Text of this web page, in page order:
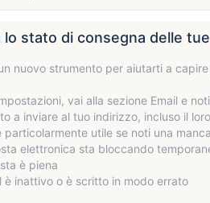
stato di consegna delle
nuovo strumento per aiutarti a
vai alla sezione Email e
a inviare al tuo indirizzo, incluso il
particolarmente utile se noti una
elettronica sta bloccando
è piena
è inattivo o è scritto in modo errato